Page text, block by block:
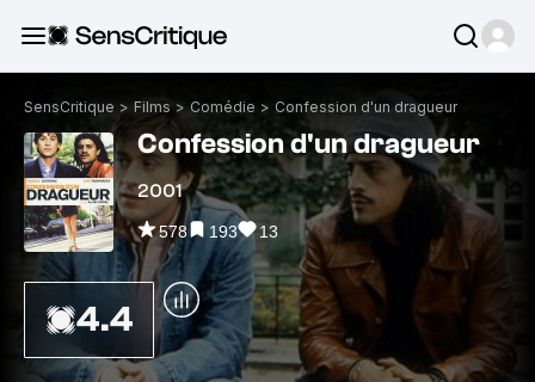
SensCritique > Films > Comédie > Confession d'un dragueur
Confession d'un dragueur
2001
578 193 13
4.4